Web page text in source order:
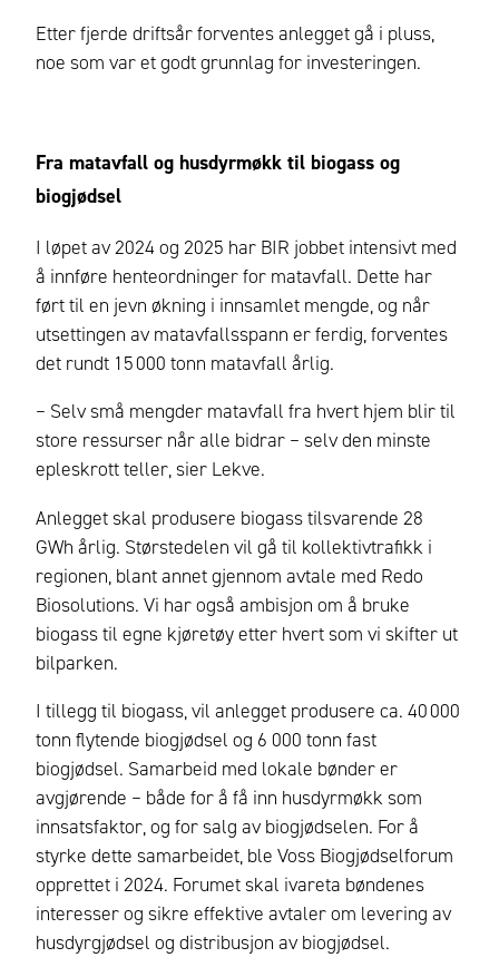
Etter fjerde driftsår forventes anlegget gå i pluss,
noe som var et godt grunnlag for investeringen.
Fra matavfall og husdyrmøkk til biogass og
biogjødsel
I løpet av 2024 og 2025 har BIR jobbet intensivt med
å innføre henteordninger for matavfall. Dette har
ført til en jevn økning i innsamlet mengde, og når
utsettingen av matavfallsspann er ferdig, forventes
det rundt 15 000 tonn matavfall årlig.
– Selv små mengder matavfall fra hvert hjem blir til
store ressurser når alle bidrar – selv den minste
epleskrott teller, sier Lekve.
Anlegget skal produsere biogass tilsvarende 28
GWh årlig. Størstedelen vil gå til kollektivtrafikk i
regionen, blant annet gjennom avtale med Redo
Biosolutions. Vi har også ambisjon om å bruke
biogass til egne kjøretøy etter hvert som vi skifter ut
bilparken.
I tillegg til biogass, vil anlegget produsere ca. 40 000
tonn flytende biogjødsel og 6 000 tonn fast
biogjødsel. Samarbeid med lokale bønder er
avgjørende – både for å få inn husdyrmøkk som
innsatsfaktor, og for salg av biogjødselen. For å
styrke dette samarbeidet, ble Voss Biogjødselforum
opprettet i 2024. Forumet skal ivareta bøndenes
interesser og sikre effektive avtaler om levering av
husdyrgjødsel og distribusjon av biogjødsel.